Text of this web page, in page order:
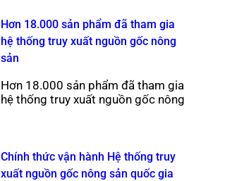
Hơn 18.000 sản phẩm đã tham gia
hệ thống truy xuất nguồn gốc nông
sản
Hơn 18.000 sản phẩm đã tham gia
hệ thống truy xuất nguồn gốc nông
Chính thức vận hành Hệ thống truy
xuất nguồn gốc nông sản quốc gia